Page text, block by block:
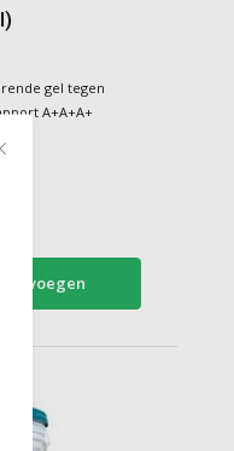
gel tegen
A+A+A+
Toevoegen